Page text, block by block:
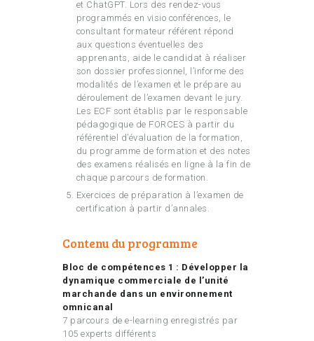
et ChatGPT. Lors des rendez-vous
programmés en visio conférences, le
consultant formateur référent répond
aux questions éventuelles des
apprenants, aide le candidat à réaliser
son dossier professionnel, l’informe des
modalités de l’examen et le prépare au
déroulement de l’examen devant le jury.
Les ECF sont établis par le responsable
pédagogique de FORCES à partir du
référentiel d’évaluation de la formation,
du programme de formation et des notes
des examens réalisés en ligne à la fin de
chaque parcours de formation.
Exercices de préparation à l’examen de
certification à partir d’annales.
Contenu du programme
Bloc de compétences 1 : Développer la
dynamique commerciale de l’unité
marchande dans un environnement
omnicanal
7 parcours de e-learning enregistrés par
105 experts différents